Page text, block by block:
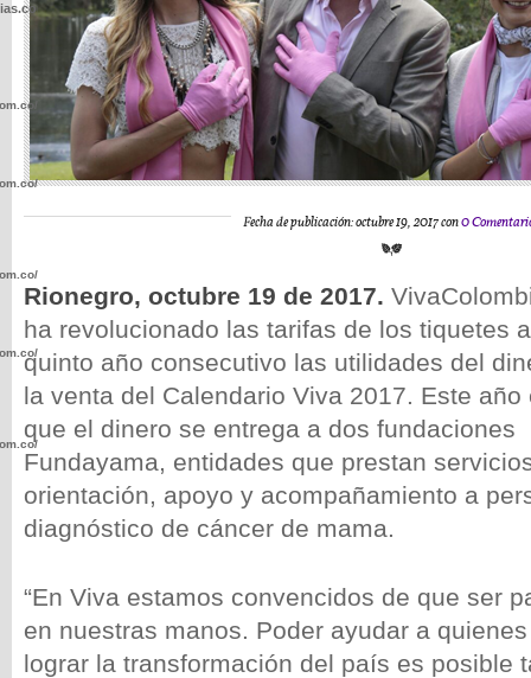
Fecha de publicación: octubre 19, 2017 con0
Rionegro, octubre 19 de 2017.
ha revolucionado las tarifas de los tiquetes
quinto año consecutivo las utilidades del
la venta del Calendario Viva 2017. Este
que el dinero se entrega a dos fundaciones
Fundayama, entidades que prestan
orientación, apoyo y acompañamiento a
diagnóstico de cáncer de mama.
“En Viva estamos convencidos de que ser
en nuestras manos. Poder ayudar a
lograr la transformación del país es posible
wp-
wp-
wp-
wp-
wp-
wp-
wp-